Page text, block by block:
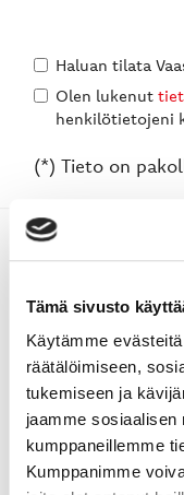
Tämä sivusto
Käytämme
räätälöimiseen,
tukemiseen ja
jaamme sosiaalisen
kumppaneillemme
Kumppanimme
Haluan tilata
Olen lukenut
henkilötietojeni
(*) Tieto on